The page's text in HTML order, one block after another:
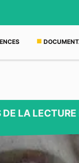
LA LECTURE